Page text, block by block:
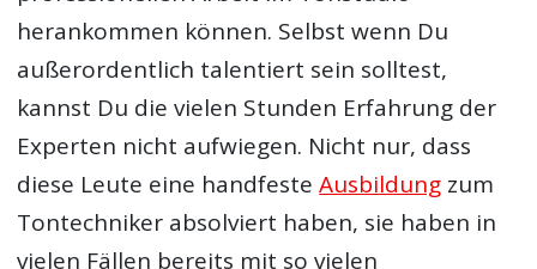
herankommen können. Selbst wenn Du
außerordentlich talentiert sein solltest,
kannst Du die vielen Stunden Erfahrung der
Experten nicht aufwiegen. Nicht nur, dass
diese Leute eine handfesteAusbildung zum
Tontechniker absolviert haben, sie haben in
vielen Fällen bereits mit so vielen